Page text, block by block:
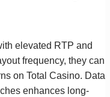
elevated RTP and
frequency, they can
on Total Casino. Data
enhances long-